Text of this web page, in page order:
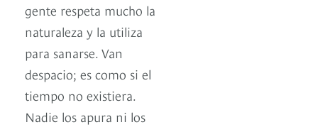
gente respeta mucho la
naturaleza y la utiliza
para sanarse. Van
despacio; es como si el
tiempo no existiera.
Nadie los apura ni los